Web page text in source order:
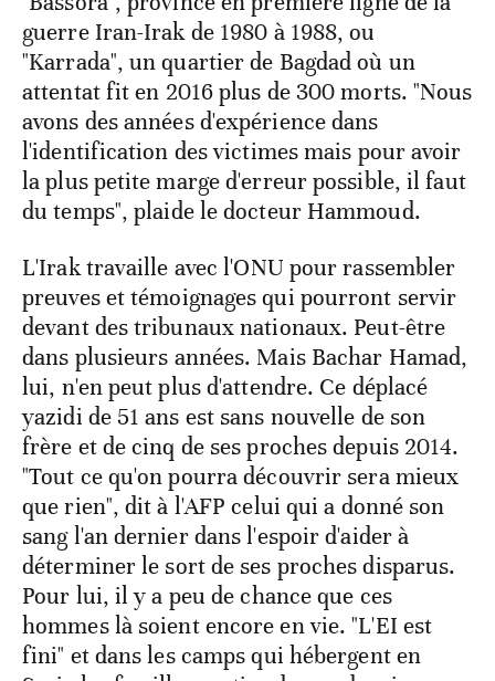
guerre Iran-Irak de 1980 à 1988, ou
"Karrada", un quartier de Bagdad où un
attentat fit en 2016 plus de 300 morts. "Nous
avons des années d'expérience dans
l'identification des victimes mais pour avoir
la plus petite marge d'erreur possible, il faut
du temps", plaide le docteur Hammoud.
L'Irak travaille avec l'ONU pour rassembler
preuves et témoignages qui pourront servir
devant des tribunaux nationaux. Peut-être
dans plusieurs années. Mais Bachar Hamad,
lui, n'en peut plus d'attendre. Ce déplacé
yazidi de 51 ans est sans nouvelle de son
frère et de cinq de ses proches depuis 2014.
"Tout ce qu'on pourra découvrir sera mieux
que rien", dit à l'AFP celui qui a donné son
sang l'an dernier dans l'espoir d'aider à
déterminer le sort de ses proches disparus.
Pour lui, il y a peu de chance que ces
hommes là soient encore en vie. "L'EI est
fini" et dans les camps qui hébergent en